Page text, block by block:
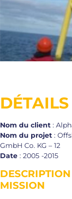
DÉTAILS
Nom du client :
Nom du projet :
GmbH Co. KG – 12
Date : 2005 -2015
MISSION